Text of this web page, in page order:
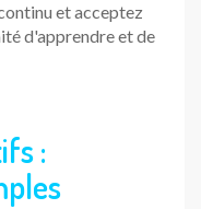
et acceptez
d'apprendre et de
: